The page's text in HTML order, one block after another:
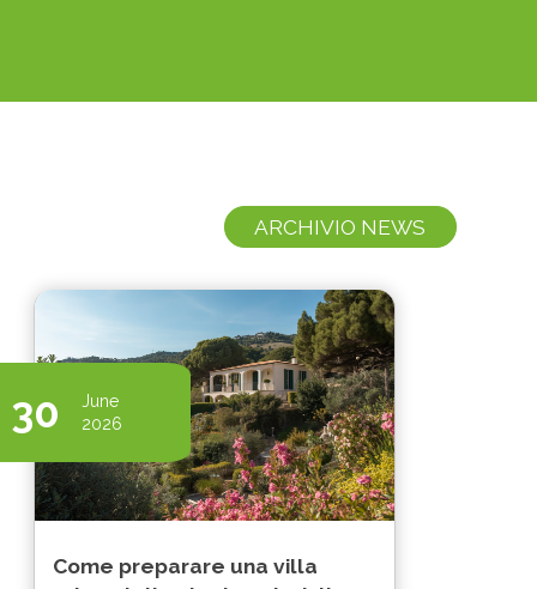
ARCHIVIO NEWS
30
June
2026
Come preparare una villa